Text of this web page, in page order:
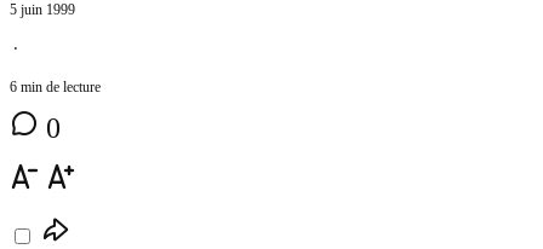
5 juin 1999
⋅
6 min de lecture
0